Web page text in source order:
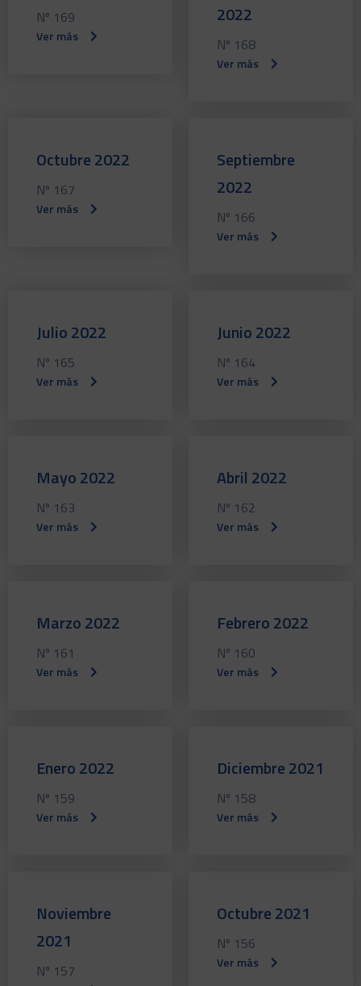
Nº 169
Ver más
2022
Nº 168
Ver más
Octubre 2022
Nº 167
Ver más
Septiembre
2022
Nº 166
Ver más
Julio 2022
Nº 165
Ver más
Junio 2022
Nº 164
Ver más
Mayo 2022
Nº 163
Ver más
Abril 2022
Nº 162
Ver más
Marzo 2022
Nº 161
Ver más
Febrero 2022
Nº 160
Ver más
Enero 2022
Nº 159
Ver más
Diciembre 2021
Nº 158
Ver más
Noviembre
2021
Nº 157
Octubre 2021
Nº 156
Ver más